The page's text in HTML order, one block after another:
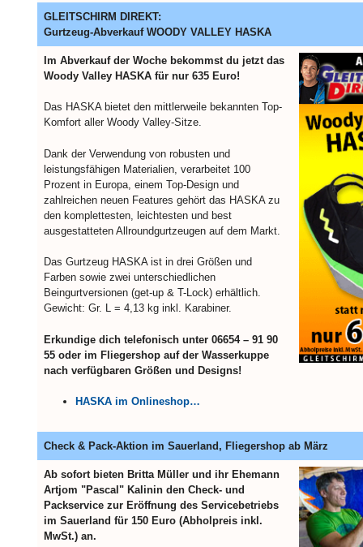
GLEITSCHIRM DIREKT:
Gurtzeug-Abverkauf WOODY VALLEY HASKA
Im Abverkauf der Woche bekommst du jetzt das
Woody Valley HASKA für nur 635 Euro!
Das HASKA bietet den mittlerweile bekannten Top-
Komfort aller Woody Valley-Sitze.
Dank der Verwendung von robusten und
leistungsfähigen Materialien, verarbeitet 100
Prozent in Europa, einem Top-Design und
zahlreichen neuen Features gehört das HASKA zu
den komplettesten, leichtesten und best
ausgestatteten Allroundgurtzeugen auf dem Markt.
Das Gurtzeug HASKA ist in drei Größen und
Farben sowie zwei unterschiedlichen
Beingurtversionen (get-up & T-Lock) erhältlich.
Gewicht: Gr. L = 4,13 kg inkl. Karabiner.
Erkundige dich telefonisch unter 06654 – 91 90
55 oder im Fliegershop auf der Wasserkuppe
nach verfügbaren Größen und Designs!
HASKA im Onlineshop…
Check & Pack-Aktion im Sauerland, Fliegershop ab März
Ab sofort bieten Britta Müller und ihr Ehemann
Artjom "Pascal" Kalinin den Check- und
Packservice zur Eröffnung des Servicebetriebs
im Sauerland für 150 Euro (Abholpreis inkl.
MwSt.) an.